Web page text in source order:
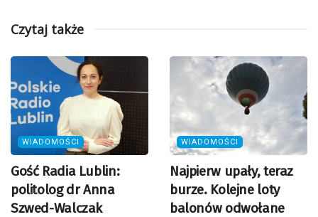
Czytaj także
WIADOMOŚCI
Gość Radia Lublin:
politolog dr Anna
Szwed-Walczak
WIADOMOŚCI
Najpierw upały, teraz
burze. Kolejne loty
balonów odwołane